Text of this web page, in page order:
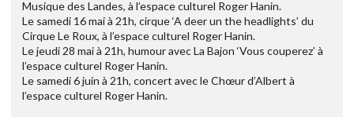
Musique des Landes, à l’espace culturel Roger Hanin.
Le samedi 16 mai à 21h, cirque ‘A deer un the headlights’ du
Cirque Le Roux, à l’espace culturel Roger Hanin.
Le jeudi 28 mai à 21h, humour avec La Bajon ‘Vous couperez’ à
l’espace culturel Roger Hanin.
Le samedi 6 juin à 21h, concert avec le Chœur d’Albert à
l’espace culturel Roger Hanin.